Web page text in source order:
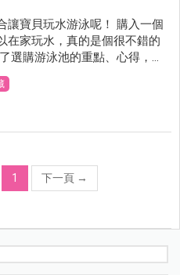
讓寶貝玩水游泳呢！ 購入一個
在家玩水，真的是個很不錯的
購游泳池的重點、心得，給
1 下一頁 →